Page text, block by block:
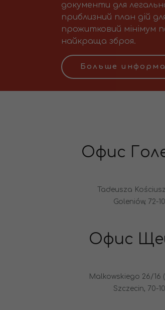
документи для
приблизний план дій
прожитковий мінімум
найкраща зброя.
Больше
Офис
Tadeusza
Goleniów, 72-
Офис
Malkowskiego 26/16
Szczecin, 70-